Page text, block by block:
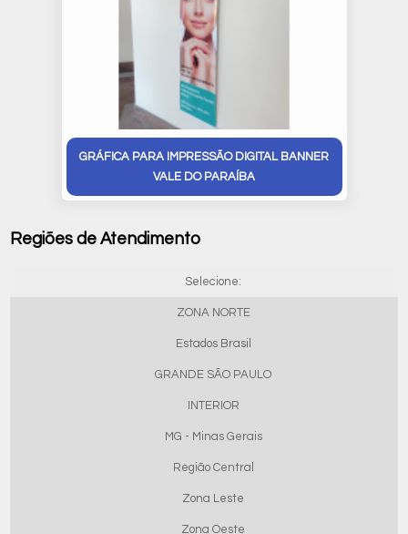
GRÁFICA PARA IMPRESSÃO DIGITAL BANNER
VALE DO PARAÍBA
Regiões de Atendimento
Selecione:
ZONA NORTE
Estados Brasil
GRANDE SÃO PAULO
INTERIOR
MG - Minas Gerais
Região Central
Zona Leste
Zona Oeste